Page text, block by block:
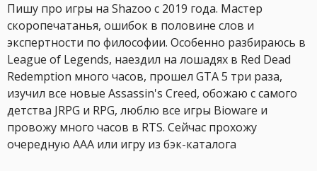
Пишу про игры на Shazoo с 2019 года. Мастер
скоропечатанья, ошибок в половине слов и
экспертности по философии. Особенно разбираюсь в
League of Legends, наездил на лошадях в Red Dead
Redemption много часов, прошел GTA 5 три раза,
изучил все новые Assassin's Creed, обожаю с самого
детства JRPG и RPG, люблю все игры Bioware и
провожу много часов в RTS. Сейчас прохожу
очередную AAA или игру из бэк-каталога